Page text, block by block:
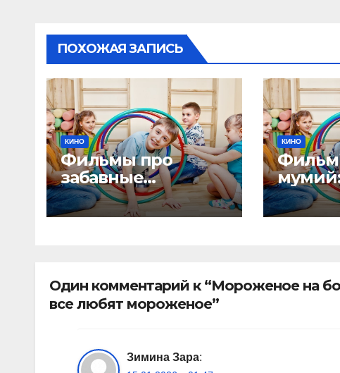
ПОХОЖАЯ ЗАПИСЬ
КИНО
Фильмы про
забавные
существа: какие
истории помогут
КИНО
детям
Один комментарий к “Мороженое на
все любят мороженое”
Зимина Зара: